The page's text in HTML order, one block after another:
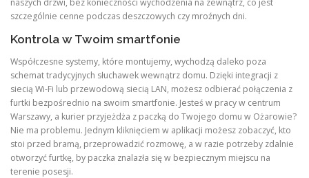
naszych drzwi, bez konieczności wychodzenia na zewnątrz, co jest
szczególnie cenne podczas deszczowych czy mroźnych dni.
Kontrola w Twoim smartfonie
Współczesne systemy, które montujemy, wychodzą daleko poza
schemat tradycyjnych słuchawek wewnątrz domu. Dzięki integracji z
siecią Wi-Fi lub przewodową siecią LAN, możesz odbierać połączenia z
furtki bezpośrednio na swoim smartfonie. Jesteś w pracy w centrum
Warszawy, a kurier przyjeżdża z paczką do Twojego domu w Ożarowie?
Nie ma problemu. Jednym kliknięciem w aplikacji możesz zobaczyć, kto
stoi przed bramą, przeprowadzić rozmowę, a w razie potrzeby zdalnie
otworzyć furtkę, by paczka znalazła się w bezpiecznym miejscu na
terenie posesji.